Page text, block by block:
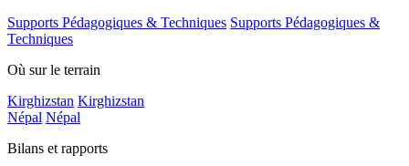
Supports Pédagogiques & Techniques Supports Pédagogiques &
Techniques
Où sur le terrain
Kirghizstan Kirghizstan
Népal Népal
Bilans et rapports